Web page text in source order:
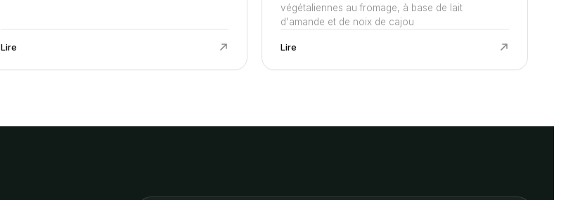
Lire
végétaliennes au fromage, à base de lait
d'amande et de noix de cajou
Lire